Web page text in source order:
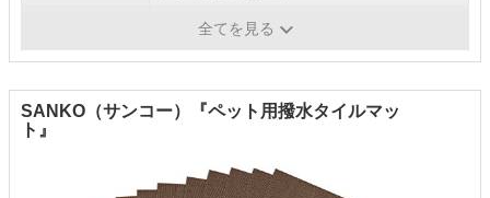
ホワイト、グレー、ベージュ、ブラック
全てを見る
SANKO（サンコー）『ペット用撥水タイルマッ
ト』